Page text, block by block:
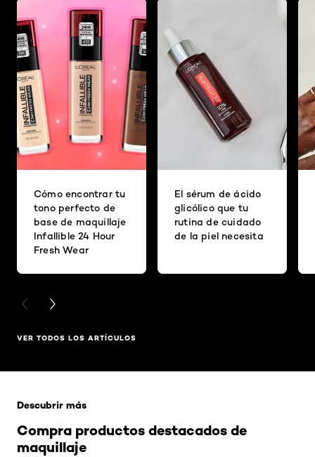
Cómo encontrar tu
tono perfecto de
base de maquillaje
Infallible 24 Hour
Fresh Wear
El sérum de ácido
glicólico que tu
rutina de cuidado
de la piel necesita
PREVIOUS CARD
NEXT CARD
VER TODOS LOS ARTÍCULOS
Compra productos destacados de
maquillaje
Descubrir más